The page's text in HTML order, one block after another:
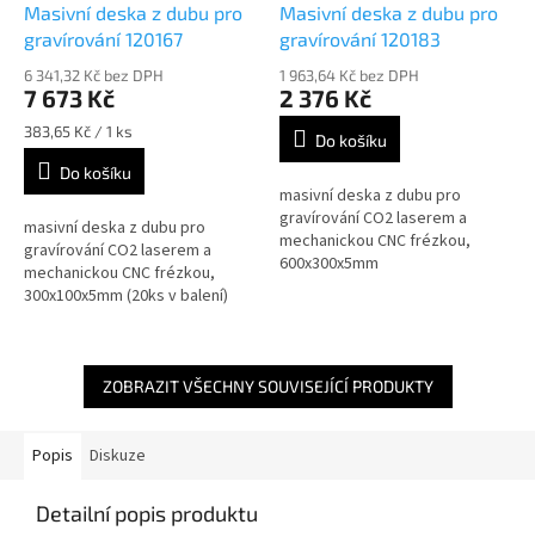
Masivní deska z dubu pro
gravírování 120167
6 341,32 Kč bez DPH
7 673 Kč
Měrná
cena:
383,65 Kč / 1 ks
Do košíku
masivní deska z dubu pro
gravírování CO2 laserem a
mechanickou CNC frézkou,
300x100x5mm (20ks v balení)
Masivní deska z dubu pro
gravírování 120183
1 963,64 Kč bez DPH
2 376 Kč
Do košíku
masivní deska z dubu pro
gravírování CO2 laserem a
mechanickou CNC frézkou,
600x300x5mm
ZOBRAZIT VŠECHNY SOUVISEJÍCÍ PRODUKTY
Popis Diskuze
Detailní popis produktu